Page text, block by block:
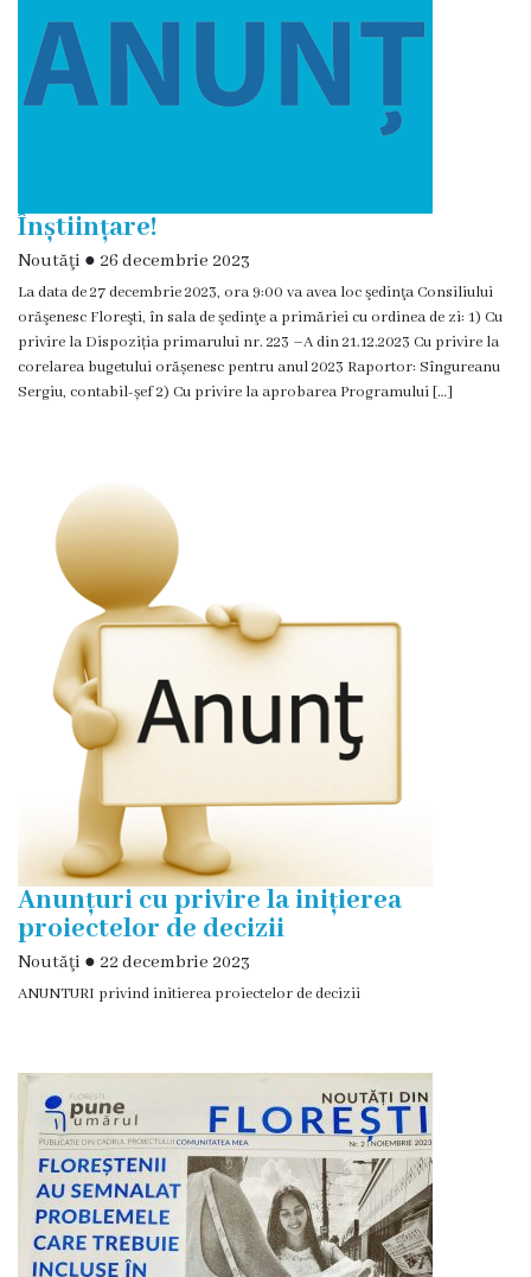
Proiecte
finalizate
Funcţii
vacante
Consiliul
Regulamentul
Consiliului
Ședințele
Consiliului
online
Deciziile
Consiliului
Procese-
verbale
ale
Ședințe
online
Or.
Floreşti
Înștiințare!
Noutăţi ● 26 decembrie 2023
La data de 27 decembrie 2023, ora 9:00 va avea loc şedinţa Consiliului
orăşenesc Floreşti, în sala de şedinţe a primăriei cu ordinea de zi: 1) Cu
privire la Dispoziția primarului nr. 223 –A din 21.12.2023 Cu privire la
corelarea bugetului orășenesc pentru anul 2023 Raportor: Sîngureanu
Sergiu, contabil-șef 2) Cu privire la aprobarea Programului […]
Anunțuri cu privire la inițierea
proiectelor de decizii
Noutăţi ● 22 decembrie 2023
ANUNTURI privind initierea proiectelor de decizii